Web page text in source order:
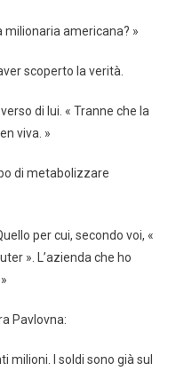
milionaria americana? »
scoperto la verità.
di lui. « Tranne che la
viva. »
di metabolizzare
per cui, secondo voi, «
». L’azienda che ho
Pavlovna:
milioni. I soldi sono già sul